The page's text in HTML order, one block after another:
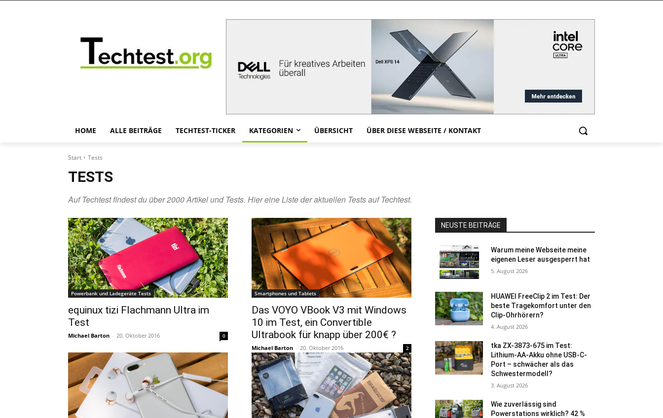
HOME ALLE BEITRÄGE TECHTEST-TICKER KATEGORIEN ÜBERSICHT ÜBER DIESE WEBSEITE / KONTAKT
Start Tests
TESTS
Auf Techtest findest du über 2000 Artikel und Tests. Hier eine Liste der aktuellen Tests auf Techtest.
Powerbank und Ladegeräte Tests
equinux tizi Flachmann Ultra im
Test
Michael Barton - 20. Oktober 2016 0
Smartphones und Tablets
Das VOYO VBook V3 mit Windows
10 im Test, ein Convertible
Ultrabook für knapp über 200€ ?
Michael Barton - 20. Oktober 2016 2
NEUSTE BEITRÄGE
Warum meine Webseite meine
eigenen Leser ausgesperrt hat
5. August 2026
HUAWEI FreeClip 2 im Test: Der
beste Tragekomfort unter den
Clip-Ohrhörern?
4. August 2026
tka ZX-3873-675 im Test:
Lithium-AA-Akku ohne USB-C-
Port – schwächer als das
Schwestermodell?
3. August 2026
Wie zuverlässig sind
Powerstations wirklich? 42 %